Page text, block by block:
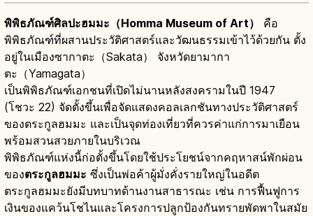
พิพิธภัณฑ์ศิลปะฮมมะ（Homma Museum of Art）
คือ
พิพิธภัณฑ์ที่ผสานประวัติศาสตร์และวัฒนธรรมเข้าไว้ด้วยกัน ตั้ง
อยู่ในเมืองซากาตะ（Sakata） จังหวัดยามากา
ตะ（Yamagata）
เป็นพิพิธภัณฑ์เอกชนที่เปิดไม่นานหลังสงครามในปี 1947
(โชวะ 22) จัดตั้งขึ้นเพื่อจัดแสดงคอลเลกชันทางประวัติศาสตร์
ของตระกูลฮมมะ และเป็นจุดท่องเที่ยวที่ควรค่าแก่การมาเยือน
พร้อมสวนสวยภายในบริเวณ
พิพิธภัณฑ์แห่งนี้ก่อตั้งขึ้นโดยใช้ประโยชน์จากคฤหาสน์พักผ่อน
ของตระกูลฮมมะ ซึ่งเป็นพ่อค้าผู้มั่งคั่งรายใหญ่ในอดีต
ตระกูลฮมมะยังมีบทบาทด้านงานสาธารณะ เช่น การฟื้นฟูการ
เงินของแคว้นโชไนและโครงการปลูกป้องกันทรายพัดพาในสมัย